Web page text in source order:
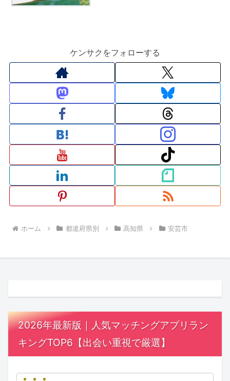
ケンサクをフォローする
ホーム 都道府県別 高知県 安芸市
2026年最新版｜人気マッチングアプリラン
キングTOP6【出会い重視で厳選】